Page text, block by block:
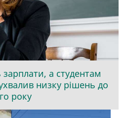
а студентам
низку рішень до
року